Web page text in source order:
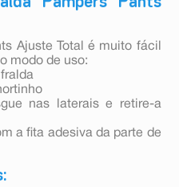
Ajuste Total é muito fácil
modo de uso:
nas laterais e retire-a
a fita adesiva da parte de